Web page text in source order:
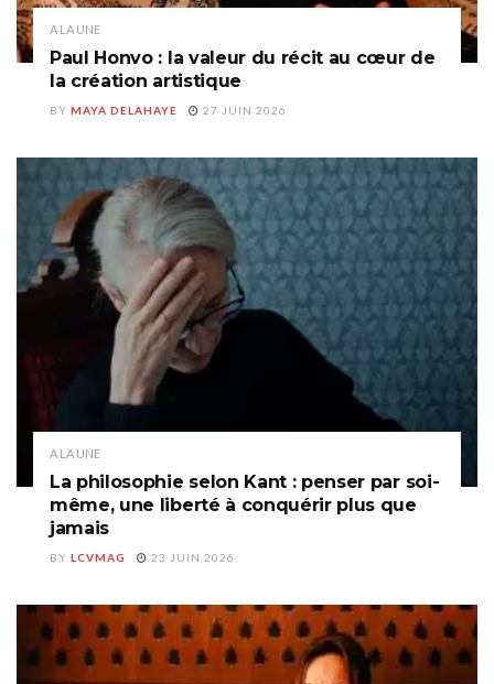
A LA UNE
Paul Honvo : la valeur du récit au cœur de
la création artistique
BY MAYA DELAHAYE 27 JUIN 2026
A LA UNE
La philosophie selon Kant : penser par soi-
même, une liberté à conquérir plus que
jamais
BY LCVMAG 23 JUIN 2026